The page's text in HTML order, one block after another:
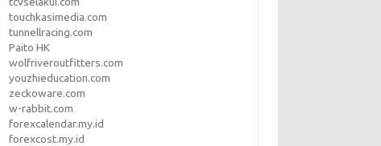
touchkasimedia.com
tunnellracing.com
Paito HK
wolfriveroutfitters.com
youzhieducation.com
zeckoware.com
w-rabbit.com
forexcalendar.my.id
forexcost.my.id